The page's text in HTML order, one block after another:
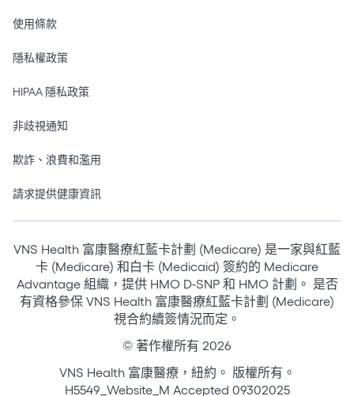
使用條款
隱私權政策
HIPAA 隱私政策
非歧視通知
欺詐、浪費和濫用
請求提供健康資訊
VNS Health 富康醫療紅藍卡計劃 (Medicare) 是一家與紅藍
卡 (Medicare) 和白卡 (Medicaid) 簽約的 Medicare
Advantage 組織，提供 HMO D-SNP 和 HMO 計劃。 是否
有資格參保 VNS Health 富康醫療紅藍卡計劃 (Medicare)
視合約續簽情況而定。
© 著作權所有 2026
VNS Health 富康醫療，紐約。 版權所有。
H5549_Website_M Accepted 09302025